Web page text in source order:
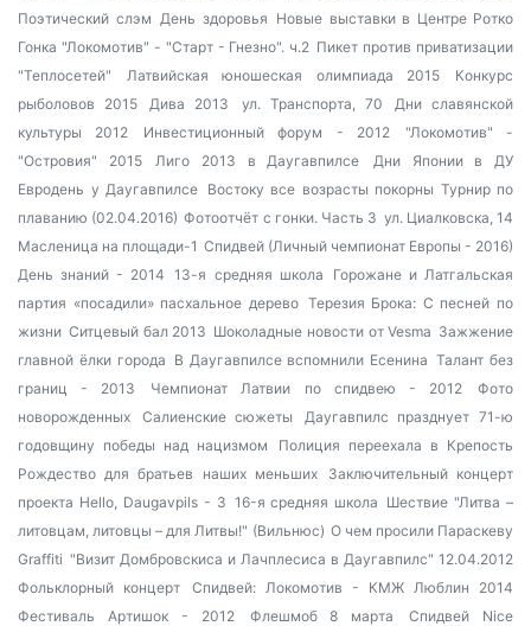
Поэтический слэм День здоровья Новые выставки в Центре Ротко
Гонка "Локомотив" - "Старт - Гнезно". ч.2 Пикет против приватизации
"Теплосетей"
Латвийская юношеская олимпиада 2015
Конкурс
рыболовов 2015
Дива 2013 ул. Транспорта, 70
Дни славянской
культуры 2012
Инвестиционный форум - 2012
"Локомотив" -
"Островия" 2015
Лиго 2013 в Даугавпилсе
Дни Японии в ДУ
Евродень у Даугавпилсе Востоку все возрасты покорны Турнир по
плаванию (02.04.2016) Фотоотчёт с гонки. Часть 3 ул. Циалковска, 14
Масленица на площади-1 Спидвей (Личный чемпионат Европы - 2016)
День знаний - 2014
13-я средняя школа
Горожане и Латгальская
партия «посадили» пасхальное дерево Терезия Брока: С песней по
жизни Ситцевый бал 2013 Шоколадные новости от Vesma Зажжение
главной ёлки города В Даугавпилсе вспомнили Есенина Талант без
границ - 2013
Чемпионат Латвии по спидвею - 2012
Фото
новорожденных
Салиенские сюжеты
Даугавпилс празднует 71-ю
годовщину победы над нацизмом
Полиция переехала в Крепость
Рождество для братьев наших меньших
Заключительный концерт
проекта Hello, Daugavpils - 3 16-я средняя школа Шествие "Литва –
литовцам, литовцы – для Литвы!" (Вильнюс) О чем просили Параскеву
Graffiti "Визит Домбровскиса и Лачплесиса в Даугавпилс" 12.04.2012
Фольклорный концерт
Спидвей: Локомотив - КМЖ Люблин 2014
Фестиваль Артишок - 2012
Флешмоб 8 марта
Спидвей Nice